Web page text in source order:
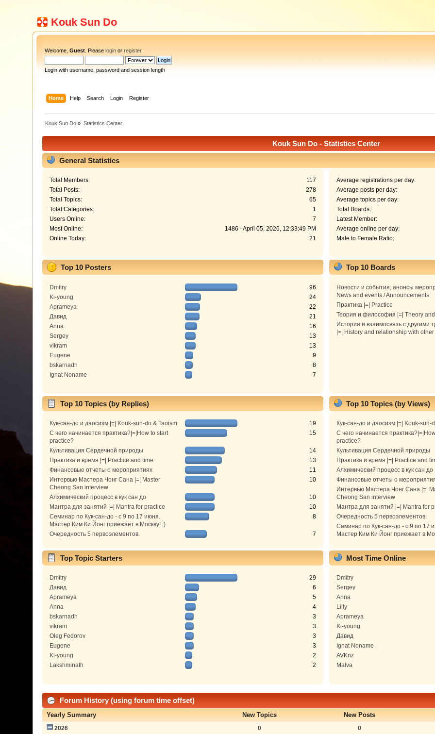
Kouk Sun Do
Welcome,Guest . Pleaselogin orregister.
Login with username, password and session length
Home Help Search Login Register
Kouk Sun Do » Statistics Center
Kouk Sun Do - Statistics Center
General Statistics
Total Members:
117
Total Posts:
278
Total Topics:
65
Total Categories:
1
Users Online:
7
Most Online:
1486 - April 05, 2026, 12:33:49 PM
Online Today:
21
Average registrations per day:
Average posts per day:
Average topics per day:
Total Boards:
Latest Member:
Average online per day:
Male to Female Ratio:
Top 10 Posters
Dmitry
96
Ki-young
24
Aprameya
22
Давид
21
Anna
16
Sergey
13
vikram
13
Eugene
9
bskarnadh
8
Ignat Noname
7
Top 10 Boards
Новости и события, анонсы
News and events / Announcements
Практика |=| Practice
Теория и философия |=| Theory
История и взаимосвязь с другими
|=| History and relationship with
Top 10 Topics (by Replies)
Кук-сан-до и даосизм |=| Kouk-sun-do & Taoism
19
С чего начинается практика?|=|How to start
practice?
15
Культивация Сердечной природы
14
Практика и время |=| Practice and time
13
Финансовые отчеты о мероприятиях
11
Интервью Мастера Чонг Сана |=| Master
Cheong San interview
10
Алхимический процесс в кук сан до
10
Мантра для занятий |=| Mantra for practice
10
Семинар по Кук-сан-до - с 9 по 17 июня.
Мастер Ким Ки Йонг приежает в Москву! :)
8
Очередность 5 первоэлементов. 7
Top 10 Topics (by Views)
Кук-сан-до и даосизм |=| Kouk-sun-
С чего начинается
practice?
Культивация Сердечной природы
Практика и время |=| Practice and
Алхимический процесс в кук сан до
Финансовые отчеты о
Интервью Мастера Чонг Сана |=|
Cheong San interview
Мантра для занятий |=| Mantra for
Очередность 5 первоэлементов.
Семинар по Кук-сан-до - с 9 по 17
Мастер Ким Ки Йонг приежает в
Top Topic Starters
Dmitry
29
Давид
6
Aprameya
5
Anna
4
bskarnadh
3
vikram
3
Oleg Fedorov
3
Eugene
3
Ki-young
2
Lakshminath
2
Most Time Online
Dmitry
Sergey
Anna
Lilly
Aprameya
Ki-young
Давид
Ignat Noname
AVKnz
Malva
Forum History (using forum time offset)
Yearly Summary New Topics New Posts
2026 0
0